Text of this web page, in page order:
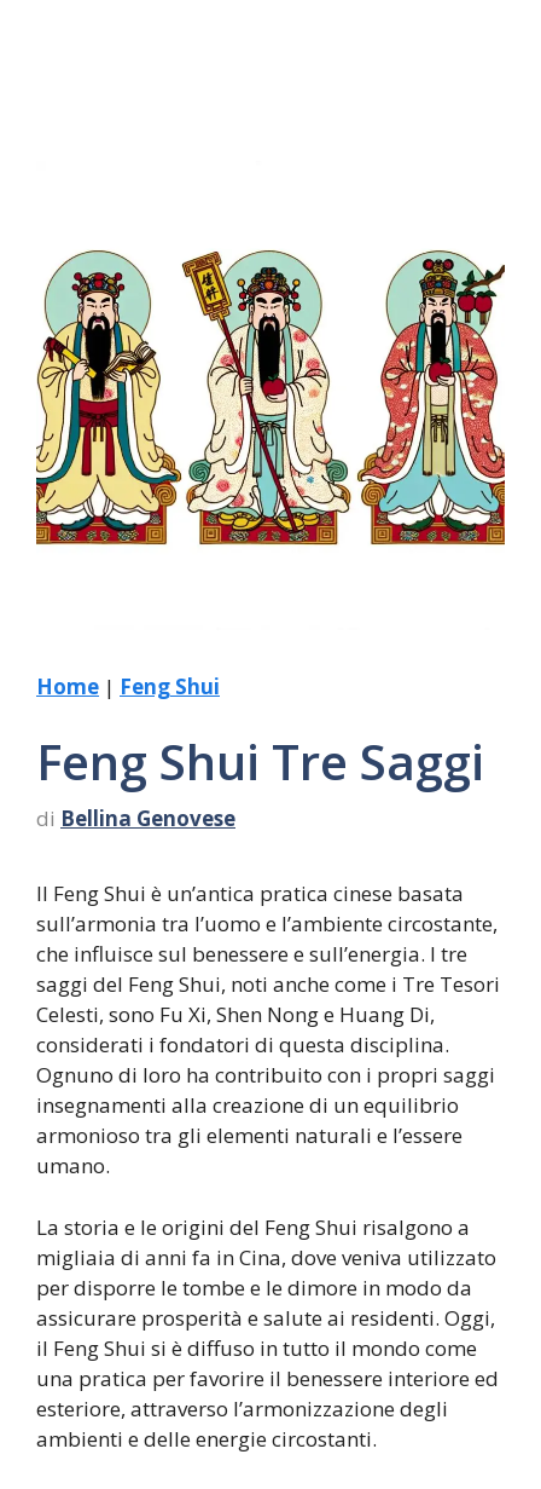
Home | Feng Shui
Feng Shui Tre Saggi
di Bellina Genovese
Il Feng Shui è un’antica pratica cinese basata
sull’armonia tra l’uomo e l’ambiente circostante,
che influisce sul benessere e sull’energia. I tre
saggi del Feng Shui, noti anche come i Tre Tesori
Celesti, sono Fu Xi, Shen Nong e Huang Di,
considerati i fondatori di questa disciplina.
Ognuno di loro ha contribuito con i propri saggi
insegnamenti alla creazione di un equilibrio
armonioso tra gli elementi naturali e l’essere
umano.
La storia e le origini del Feng Shui risalgono a
migliaia di anni fa in Cina, dove veniva utilizzato
per disporre le tombe e le dimore in modo da
assicurare prosperità e salute ai residenti. Oggi,
il Feng Shui si è diffuso in tutto il mondo come
una pratica per favorire il benessere interiore ed
esteriore, attraverso l’armonizzazione degli
ambienti e delle energie circostanti.